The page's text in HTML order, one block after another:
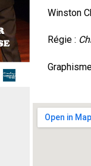
Winston
Régie :